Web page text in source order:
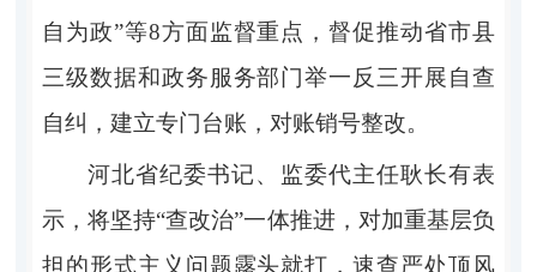
自为政”等8方面监督重点，督促推动省市县
三级数据和政务服务部门举一反三开展自查
自纠，建立专门台账，对账销号整改。
河北省纪委书记、监委代主任耿长有表
示，将坚持“查改治”一体推进，对加重基层负
担的形式主义问题露头就打，速查严处顶风